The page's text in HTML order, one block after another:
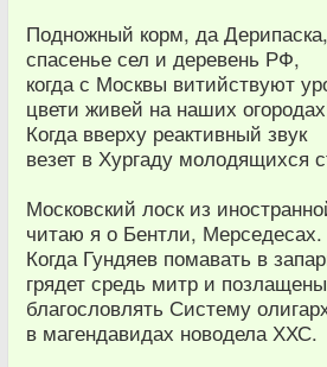
Подножный корм, да
спасенье сел и деревень РФ,
когда с Москвы витийствуют
цвети живей на наших
Когда вверху реактивный звук
везет в Хургаду молодящихся
Московский лоск из
читаю я о Бентли, Мерседесах.
Когда Гундяев помавать в
грядет средь митр и
благословлять Систему
в магендавидах новодела ХХС.